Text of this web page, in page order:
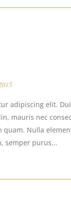
adipiscing elit.
mauris nec
quam. Nulla
semper purus...